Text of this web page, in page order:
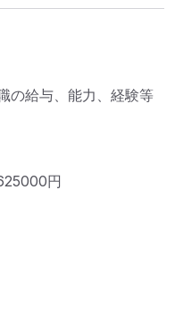
の給与、能力、経験等
円